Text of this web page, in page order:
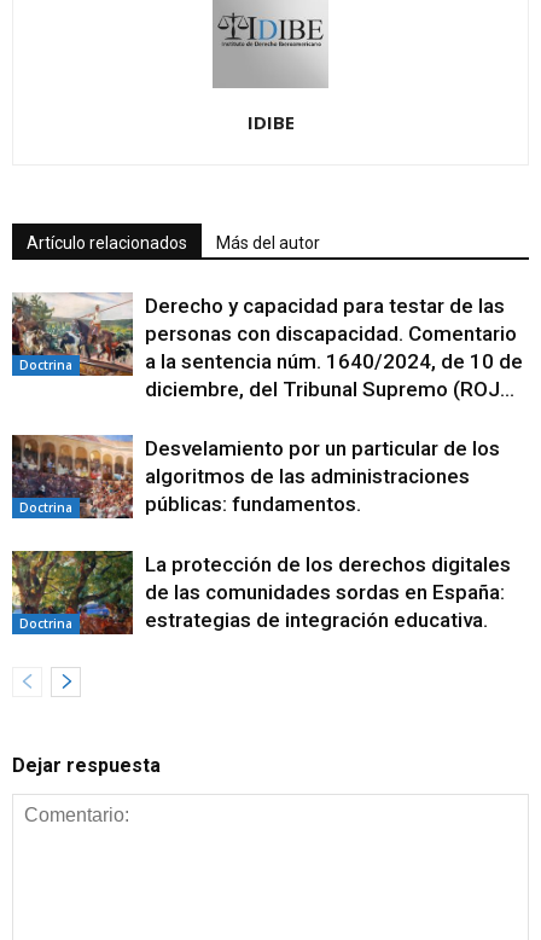
IDIBE
Artículo relacionados Más del autor
Doctrina
Derecho y capacidad para testar de las
personas con discapacidad. Comentario
a la sentencia núm. 1640/2024, de 10 de
diciembre, del Tribunal Supremo (ROJ...
Doctrina
Desvelamiento por un particular de los
algoritmos de las administraciones
públicas: fundamentos.
Doctrina
La protección de los derechos digitales
de las comunidades sordas en España:
estrategias de integración educativa.
Dejar respuesta